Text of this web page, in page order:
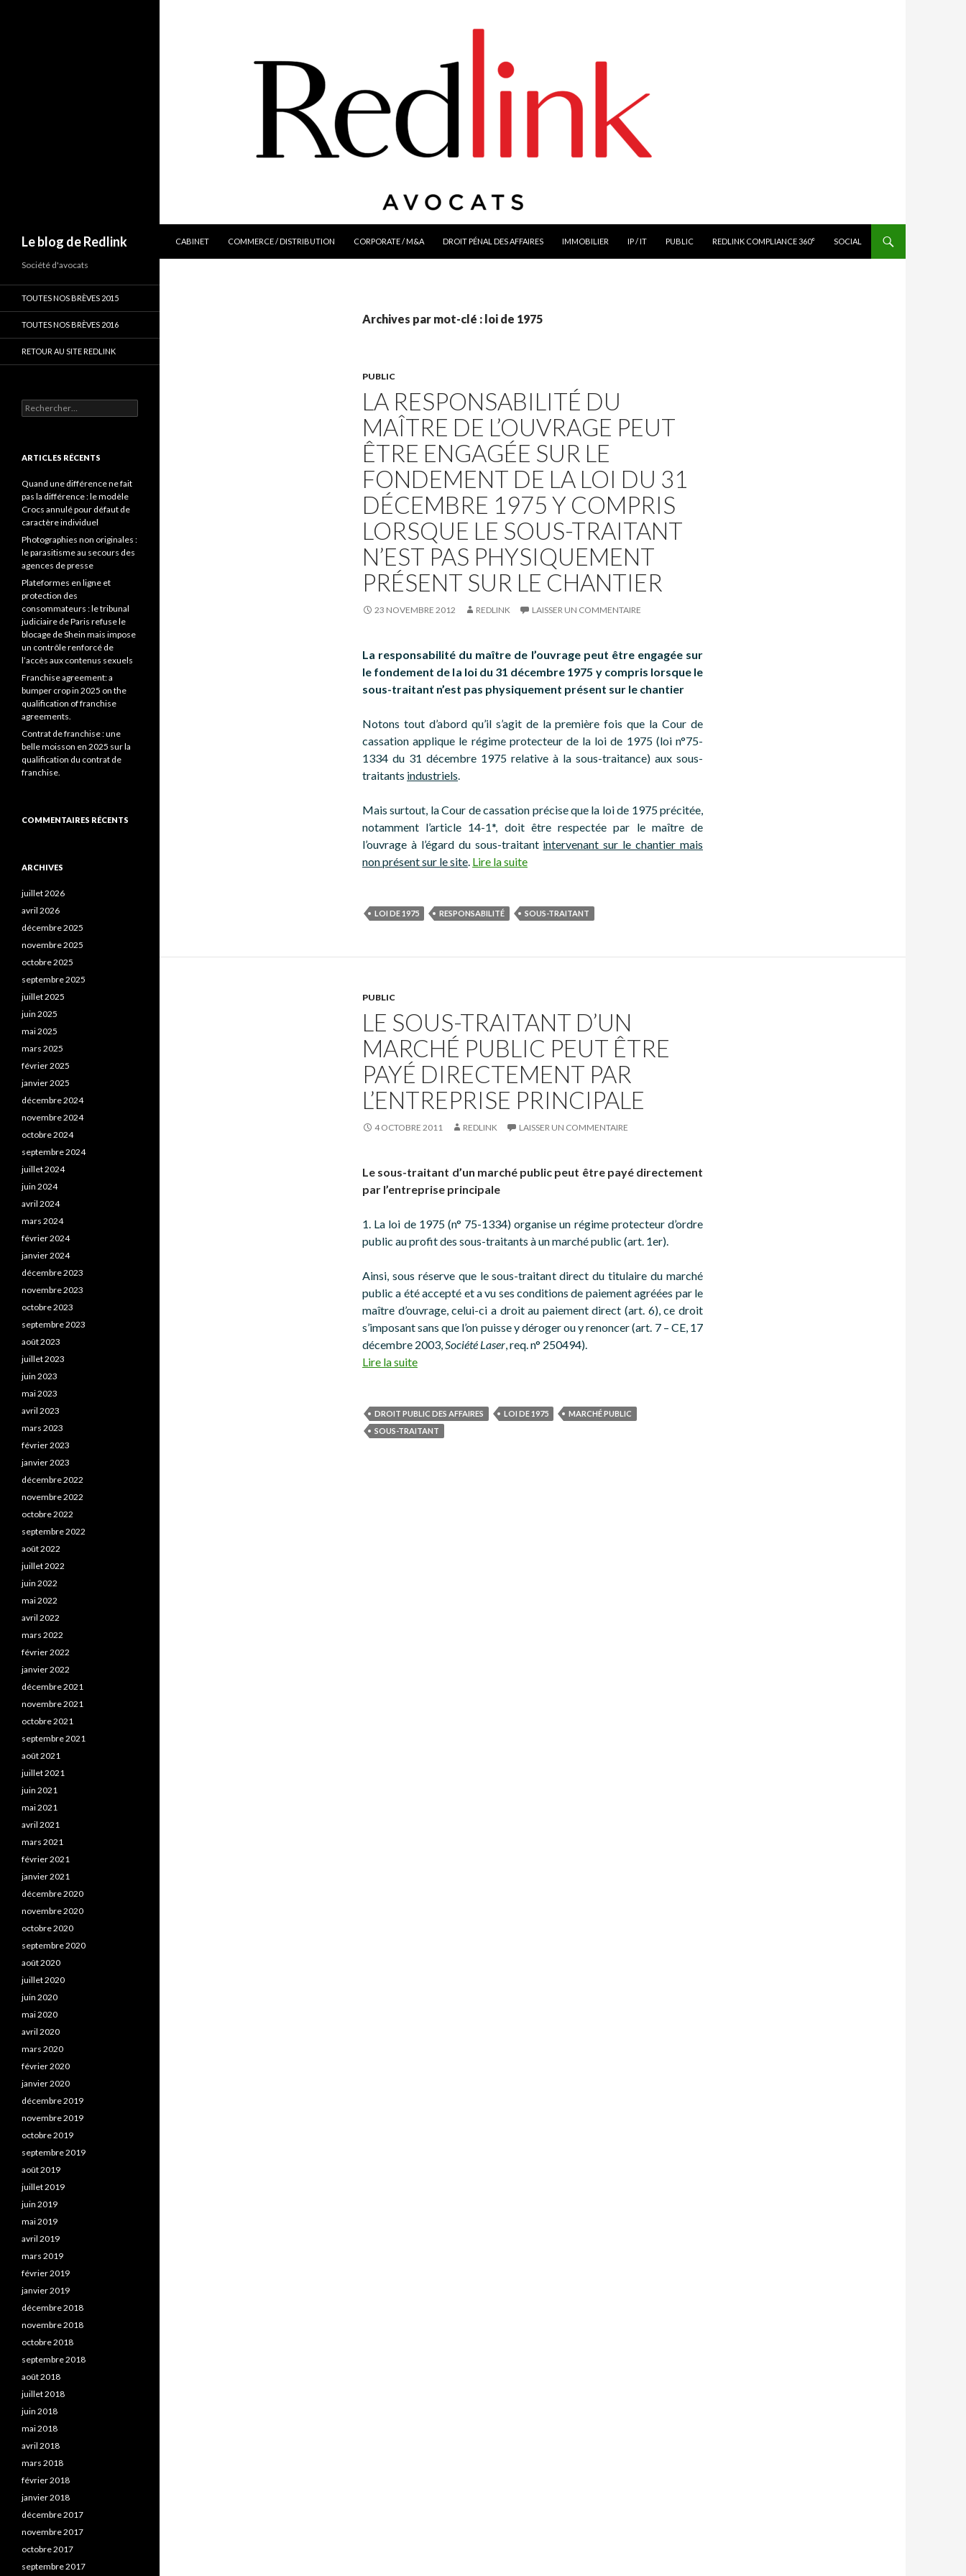
Le blog de Redlink
CABINET
COMMERCE / DISTRIBUTION CORPORATE / M&A DROIT PÉNAL DES AFFAIRES IMMOBILIER IP / IT PUBLIC REDLINK COMPLIANCE 360° SOCIAL
Archives par mot-clé : loi de 1975
PUBLIC
LA RESPONSABILITÉ DU
MAÎTRE DE L’OUVRAGE PEUT
ÊTRE ENGAGÉE SUR LE
FONDEMENT DE LA LOI DU 31
DÉCEMBRE 1975 Y COMPRIS
LORSQUE LE SOUS-TRAITANT
N’EST PAS PHYSIQUEMENT
PRÉSENT SUR LE CHANTIER
23 NOVEMBRE 2012 REDLINK LAISSER UN COMMENTAIRE
La responsabilité du maître de l’ouvrage peut être engagée sur
le fondement de la loi du 31 décembre 1975 y compris lorsque le
sous-traitant n’est pas physiquement présent sur le chantier
Notons tout d’abord qu’il s’agit de la première fois que la Cour de
cassation applique le régime protecteur de la loi de 1975 (loi n°75-
1334 du 31 décembre 1975 relative à la sous-traitance) aux sous-
traitants industriels.
Mais surtout, la Cour de cassation précise que la loi de 1975 précitée,
notamment l’article 14-1*, doit être respectée par le maître de
l’ouvrage à l’égard du sous-traitant intervenant sur le chantier mais
non présent sur le site. Lire la suite
LOI DE 1975 RESPONSABILITÉ SOUS-TRAITANT
PUBLIC
LE SOUS-TRAITANT D’UN
MARCHÉ PUBLIC PEUT ÊTRE
PAYÉ DIRECTEMENT PAR
L’ENTREPRISE PRINCIPALE
4 OCTOBRE 2011 REDLINK LAISSER UN COMMENTAIRE
Le sous-traitant d’un marché public peut être payé directement
par l’entreprise principale
1. La loi de 1975 (n° 75-1334) organise un régime protecteur d’ordre
public au profit des sous-traitants à un marché public (art. 1er).
Ainsi, sous réserve que le sous-traitant direct du titulaire du marché
public a été accepté et a vu ses conditions de paiement agréées par le
maître d’ouvrage, celui-ci a droit au paiement direct (art. 6), ce droit
s’imposant sans que l’on puisse y déroger ou y renoncer (art. 7 – CE, 17
décembre 2003,Société Laser, req. n° 250494).
Lire la suite
DROIT PUBLIC DES AFFAIRES LOI DE 1975
MARCHÉ PUBLIC
SOUS-TRAITANT
Société d'avocats
TOUTES NOS BRÈVES 2015
TOUTES NOS BRÈVES 2016
RETOUR AU SITE REDLINK
Rechercher :
ARTICLES RÉCENTS
Quand une différence ne fait
pas la différence : le modèle
Crocs annulé pour défaut de
caractère individuel
Photographies non originales :
le parasitisme au secours des
agences de presse
Plateformes en ligne et
protection des
consommateurs : le tribunal
judiciaire de Paris refuse le
blocage de Shein mais impose
un contrôle renforcé de
l’accès aux contenus sexuels
Franchise agreement: a
bumper crop in 2025 on the
qualification of franchise
agreements.
Contrat de franchise : une
belle moisson en 2025 sur la
qualification du contrat de
franchise.
COMMENTAIRES RÉCENTS
ARCHIVES
juillet 2026
avril 2026
décembre 2025
novembre 2025
octobre 2025
septembre 2025
juillet 2025
juin 2025
mai 2025
mars 2025
février 2025
janvier 2025
décembre 2024
novembre 2024
octobre 2024
septembre 2024
juillet 2024
juin 2024
avril 2024
mars 2024
février 2024
janvier 2024
décembre 2023
novembre 2023
octobre 2023
septembre 2023
août 2023
juillet 2023
juin 2023
mai 2023
avril 2023
mars 2023
février 2023
janvier 2023
décembre 2022
novembre 2022
octobre 2022
septembre 2022
août 2022
juillet 2022
juin 2022
mai 2022
avril 2022
mars 2022
février 2022
janvier 2022
décembre 2021
novembre 2021
octobre 2021
septembre 2021
août 2021
juillet 2021
juin 2021
mai 2021
avril 2021
mars 2021
février 2021
janvier 2021
décembre 2020
novembre 2020
octobre 2020
septembre 2020
août 2020
juillet 2020
juin 2020
mai 2020
avril 2020
mars 2020
février 2020
janvier 2020
décembre 2019
novembre 2019
octobre 2019
septembre 2019
août 2019
juillet 2019
juin 2019
mai 2019
avril 2019
mars 2019
février 2019
janvier 2019
décembre 2018
novembre 2018
octobre 2018
septembre 2018
août 2018
juillet 2018
juin 2018
mai 2018
avril 2018
mars 2018
février 2018
janvier 2018
décembre 2017
novembre 2017
octobre 2017
septembre 2017